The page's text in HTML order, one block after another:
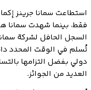
فقط، بينما شهدت سمانا
السجل الحافل لشركة
تُسلم في الوقت المحدد
دولي بفضل التزامها
العديد من الجوائز.